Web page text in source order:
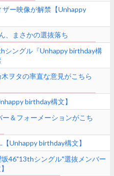
ー映像が解禁【Unhappy
、まさかの選抜落ち
シングル『Unhappy birthday構
ヲタの率直な意見がこちら
birthday構文】
ー＆フォーメーションがこち
Unhappy birthday構文】
坂46"13thシングル"選抜メンバー